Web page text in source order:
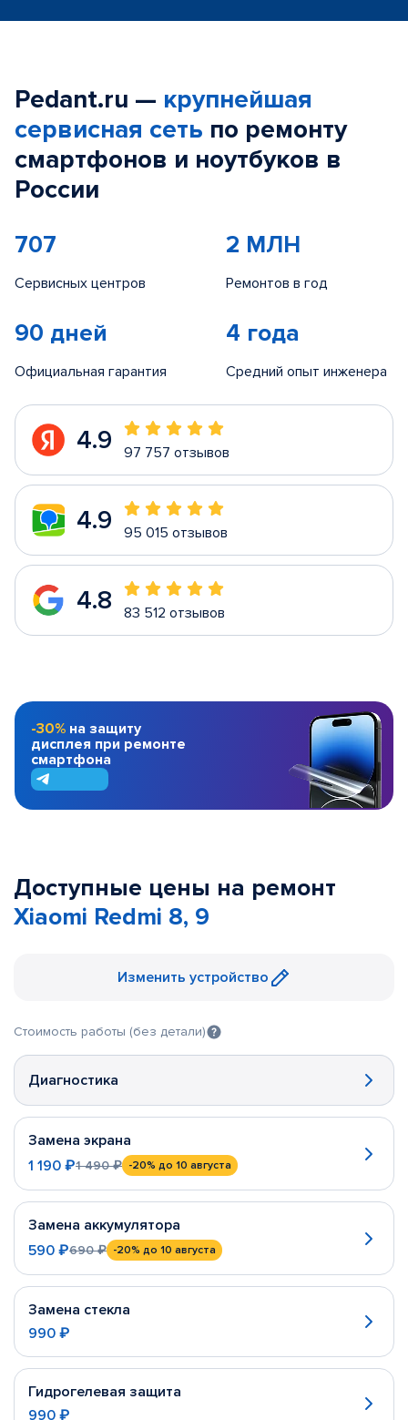
Pedant.ru — крупнейшая
сервисная сеть по ремонту
смартфонов и ноутбуков в
России
707
Сервисных центров
2 МЛН
Ремонтов в год
90 дней
Официальная гарантия
4 года
Средний опыт инженера
4.9 97 757 отзывов
4.9 95 015 отзывов
4.8 83 512 отзывов
-30% на защиту
дисплея при ремонте
смартфона
Доступные цены на ремонт
Xiaomi Redmi 8, 9
Изменить устройство
Стоимость работы (без детали)
Диагностика
Замена экрана
1 190 ₽1 490 ₽ -20% до 10 августа
Замена аккумулятора
590 ₽690 ₽ -20% до 10 августа
Замена стекла
990 ₽
Гидрогелевая защита
990 ₽